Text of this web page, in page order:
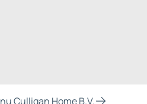
Culligan Home B.V.